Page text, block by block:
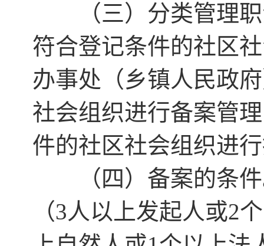
（三）分类管理职
符合登记条件的社区
办事处（乡镇人民政
社会组织进行备案管
件的社区社会组织进
（四）备案的条件
（3人以上发起人或2